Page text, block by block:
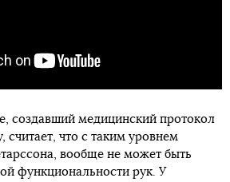
создавший медицинский протокол
считает, что с таким уровнем
вообще не может быть
функциональности рук. У